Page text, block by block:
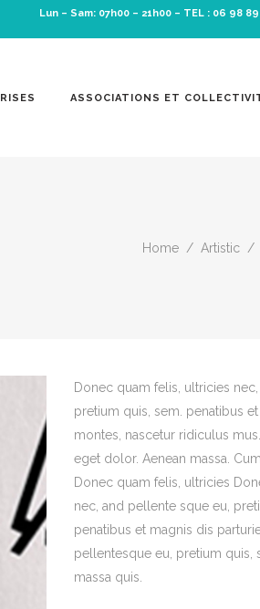
Lun – Sam: 07h00 – 21h00 – TEL : 06 98
ASSOCIATIONS ET
Home / Artistic /
Donec quam felis, ultricies
pretium quis, sem. penatibus
montes, nascetur ridiculus
eget dolor. Aenean massa.
Donec quam felis, ultricies
nec, and pellente sque eu,
penatibus et magnis dis
pellentesque eu, pretium quis,
massa quis.